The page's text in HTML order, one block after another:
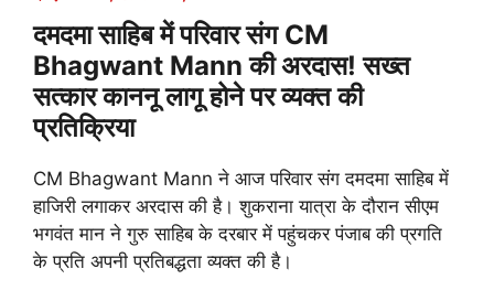
दमदमा साहिब में परिवार संग CM
Bhagwant Mann की अरदास! सख्त
सत्कार काननू लागू होने पर व्यक्त की
प्रतिक्रिया
CM Bhagwant Mann ने आज परिवार संग दमदमा साहिब में
हाजिरी लगाकर अरदास की है। शुकराना यात्रा के दौरान सीएम
भगवंत मान ने गुरु साहिब के दरबार में पहुंचकर पंजाब की प्रगति
के प्रति अपनी प्रतिबद्धता व्यक्त की है।